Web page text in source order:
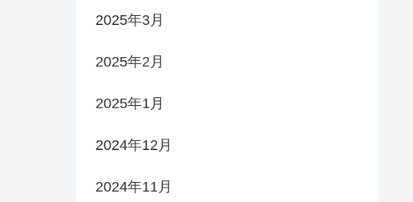
2025年3月
2025年2月
2025年1月
2024年12月
2024年11月